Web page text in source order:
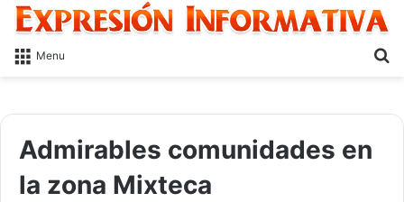
Menu
Admirables comunidades en
la zona Mixteca